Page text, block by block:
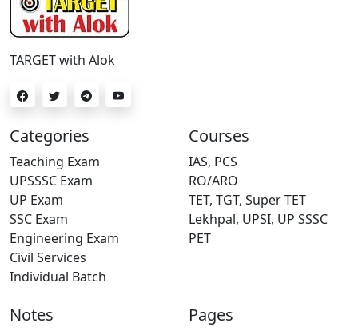
TARGET with Alok
Categories
Teaching Exam
UPSSSC Exam
UP Exam
SSC Exam
Engineering Exam
Civil Services
Individual Batch
Courses
IAS, PCS
RO/ARO
TET, TGT, Super TET
Lekhpal, UPSI, UP SSSC
PET
Notes Pages